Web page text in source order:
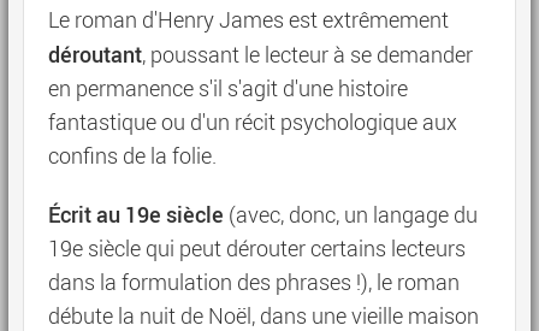
Le roman d'Henry James est extrêmement
déroutant, poussant le lecteur à se demander
en permanence s'il s'agit d'une histoire
fantastique ou d'un récit psychologique aux
confins de la folie.
Écrit au 19e siècle (avec, donc, un langage du
19e siècle qui peut dérouter certains lecteurs
dans la formulation des phrases !), le roman
débute la nuit de Noël, dans une vieille maison